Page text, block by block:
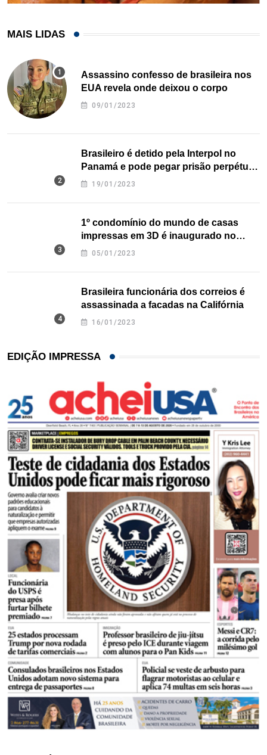
MAIS LIDAS
Assassino confesso de brasileira nos
EUA revela onde deixou o corpo
09/01/2023
Brasileiro é detido pela Interpol no
Panamá e pode pegar prisão perpétua
nos EUA
19/01/2023
1º condomínio do mundo de casas
impressas em 3D é inaugurado no
Texas
05/01/2023
Brasileira funcionária dos correios é
assassinada a facadas na Califórnia
16/01/2023
EDIÇÃO IMPRESSA